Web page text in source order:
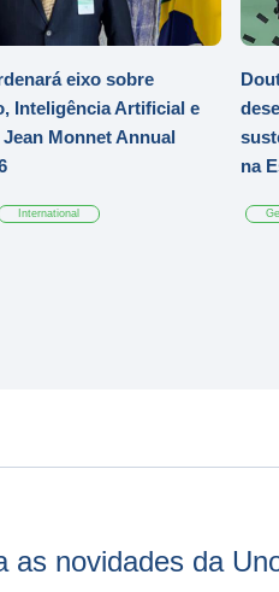
eixo sobre
Inteligência Artificial e
Monnet Annual
International
na
as novidades da